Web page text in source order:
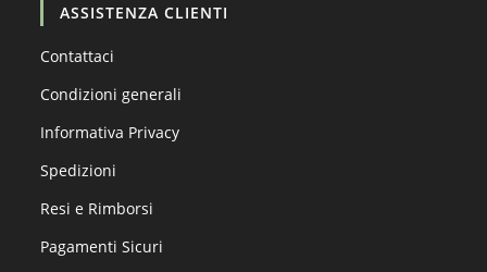
ASSISTENZA CLIENTI
Contattaci
Condizioni generali
Informativa Privacy
Spedizioni
Resi e Rimborsi
Pagamenti Sicuri